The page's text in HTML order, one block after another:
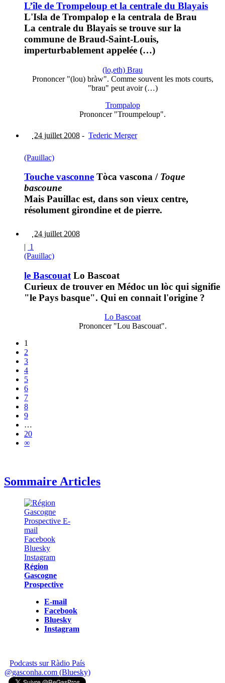
L’île de Trompeloup et la centrale du Blayais
L'Isla de Trompalop e la centrala de Brau
La centrale du Blayais se trouve sur la
commune de Braud-Saint-Louis,
imperturbablement appelée (…)
(lo,eth) Brau
Prononcer "(lou) bràw". Comme souvent les mots courts,
"brau" peut avoir (…)
Trompalop
Prononcer "Troumpeloup".
24 juillet 2008 - Tederic Merger
(Pauillac)
Touche vasconne Tòca vascona / Toque
bascoune
Mais Pauillac est, dans son vieux centre,
résolument girondine et de pierre.
24 juillet 2008
| 1
(Pauillac)
le Bascouat Lo Bascoat
Curieux de trouver en Médoc un lòc qui signifie
"le Pays basque". Qui en connait l'origine ?
Lo Bascoat
Prononcer "Lou Bascouat".
1
2
3
4
5
6
7
8
9
…
20
∞
Sommaire Articles
Région
Gascogne
Prospective
E-mail
Facebook
Bluesky
Instagram
Podcasts sur Ràdio País
@gasconha.com (Bluesky)